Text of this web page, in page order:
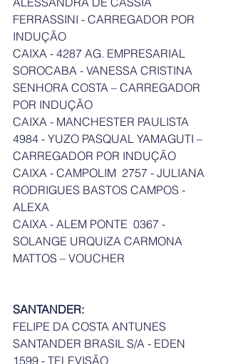
FERRASSINI - CARREGADOR POR
INDUÇÃO
CAIXA - 4287 AG. EMPRESARIAL
SOROCABA - VANESSA CRISTINA
SENHORA COSTA – CARREGADOR
POR INDUÇÃO
CAIXA - MANCHESTER PAULISTA
4984 - YUZO PASQUAL YAMAGUTI –
CARREGADOR POR INDUÇÃO
CAIXA - CAMPOLIM  2757 - JULIANA
RODRIGUES BASTOS CAMPOS -
ALEXA
CAIXA - ALEM PONTE  0367 -
SOLANGE URQUIZA CARMONA
MATTOS – VOUCHER
SANTANDER:
FELIPE DA COSTA ANTUNES
SANTANDER BRASIL S/A - EDEN
1599 - TELEVISÃO